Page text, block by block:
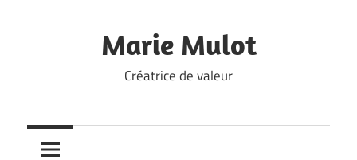
Marie Mulot
Créatrice de valeur